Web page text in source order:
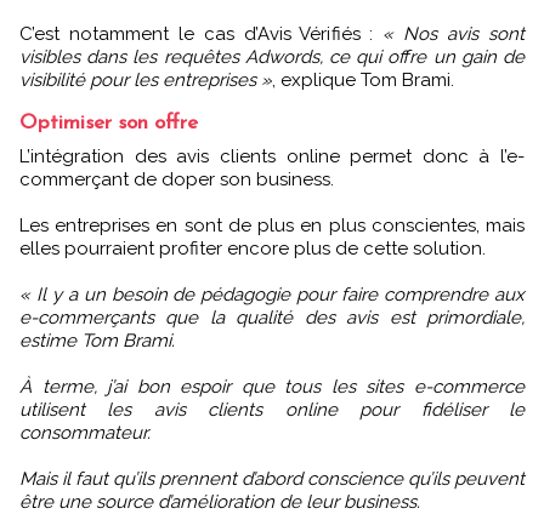
C’est notamment le cas d’Avis Vérifiés : « Nos avis sont
visibles dans les requêtes Adwords, ce qui offre un gain de
visibilité pour les entreprises », explique Tom Brami.
Optimiser son offre
L’intégration des avis clients online permet donc à l’e-
commerçant de doper son business.
Les entreprises en sont de plus en plus conscientes, mais
elles pourraient profiter encore plus de cette solution.
« Il y a un besoin de pédagogie pour faire comprendre aux
e-commerçants que la qualité des avis est primordiale,
estime Tom Brami.
À terme, j’ai bon espoir que tous les sites e-commerce
utilisent les avis clients online pour fidéliser le
consommateur.
Mais il faut qu’ils prennent d’abord conscience qu’ils peuvent
être une source d’amélioration de leur business.